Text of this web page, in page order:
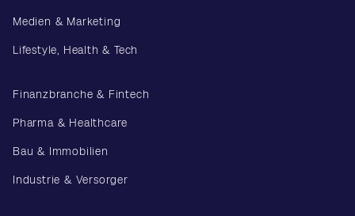
Medien & Marketing
Lifestyle, Health & Tech
Finanzbranche & Fintech
Pharma & Healthcare
Bau & Immobilien
Industrie & Versorger